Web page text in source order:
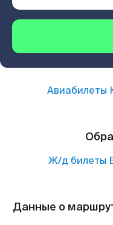
Авиабилеты
Ж/д билеты
Данные о